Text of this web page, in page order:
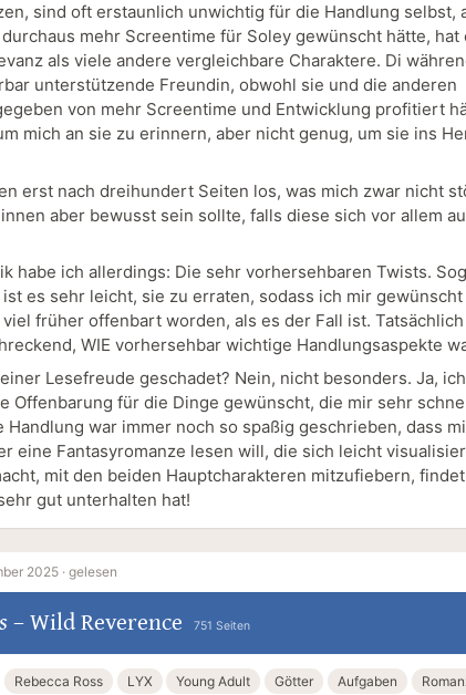
sind oft erstaunlich unwichtig für die Handlung selbst,
mehr Screentime für Soley gewünscht hätte, hat
als viele andere vergleichbare Charaktere. Di
unterstützende Freundin, obwohl sie und die anderen
von mehr Screentime und Entwicklung profitiert
mich an sie zu erinnern, aber nicht genug, um sie ins
erst nach dreihundert Seiten los, was mich zwar nicht
aber bewusst sein sollte, falls diese sich vor allem
habe ich allerdings: Die sehr vorhersehbaren Twists.
es sehr leicht, sie zu erraten, sodass ich mir gewünscht
früher offenbart worden, als es der Fall ist.
WIE vorhersehbar wichtige Handlungsaspekte
Lesefreude geschadet? Nein, nicht besonders. Ja,
Offenbarung für die Dinge gewünscht, die mir sehr
Handlung war immer noch so spaßig geschrieben, dass
eine Fantasyromanze lesen will, die sich leicht
mit den beiden Hauptcharakteren mitzufiebern,
gut unterhalten hat!
2025 ·gelesen
– Wild Reverence 751 Seiten
Rebecca Ross LYX Young Adult Götter Aufgaben